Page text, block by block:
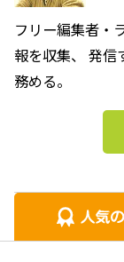
フリー編集者・
報を収集、 発信
務める。